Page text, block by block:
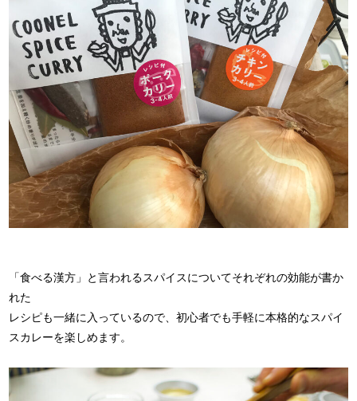
「食べる漢方」と言われるスパイスについてそれぞれの効能が書か
れた
レシピも一緒に入っているので、初心者でも手軽に本格的なスパイ
スカレーを楽しめます。